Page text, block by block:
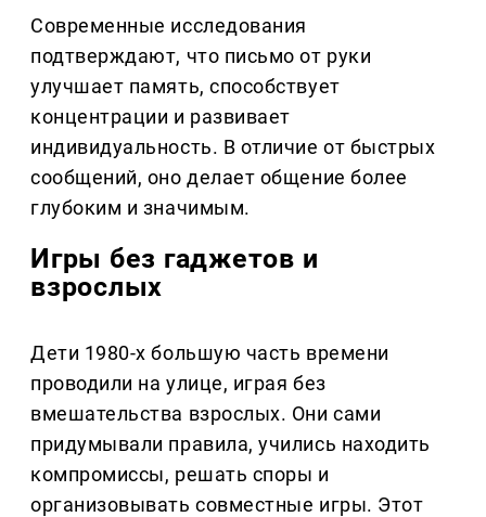
Современные исследования
подтверждают, что письмо от руки
улучшает память, способствует
концентрации и развивает
индивидуальность. В отличие от быстрых
сообщений, оно делает общение более
глубоким и значимым.
Игры без гаджетов и
взрослых
Дети 1980-х большую часть времени
проводили на улице, играя без
вмешательства взрослых. Они сами
придумывали правила, учились находить
компромиссы, решать споры и
организовывать совместные игры. Этот